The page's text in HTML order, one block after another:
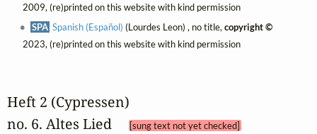
2009, (re)printed on this website with kind permission
SPA Spanish (Español) (Lourdes Leon) , no title,copyright ©
2023, (re)printed on this website with kind permission
Heft 2 (Cypressen)
no. 6. Altes Lied
[sung text not yet checked]